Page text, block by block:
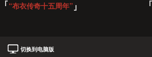
“布衣传奇十五周年”
切换到电脑版